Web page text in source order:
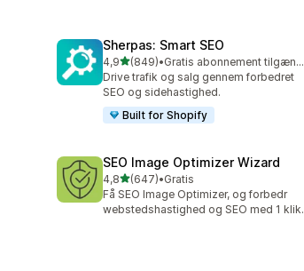
Sherpas: Smart SEO
4,9ud af 5 stjerner
(849)
849 anmeldelser i alt
•
Gratis abonnement tilgængeligt
Drive trafik og salg gennem forbedret
SEO og sidehastighed.
Built for Shopify
SEO Image Optimizer Wizard
4,8ud af 5 stjerner
(647)
647 anmeldelser i alt
•Gratis
Få SEO Image Optimizer, og forbedr
webstedshastighed og SEO med 1 klik.